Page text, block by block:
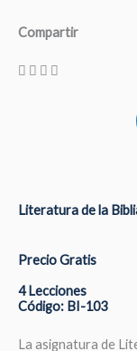
Compartir
Literatura de la
Precio Gratis
4 Lecciones
Código: BI-103
La asignatura de